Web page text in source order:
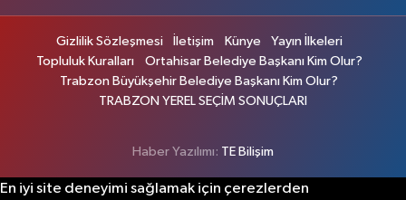
Gizlilik Sözleşmesi İletişim Künye
Yayın İlkeleri
Topluluk Kuralları
Ortahisar Belediye Başkanı Kim Olur?
Trabzon Büyükşehir Belediye Başkanı Kim Olur?
TRABZON YEREL SEÇİM SONUÇLARI
Haber Yazılımı: TE Bilişim
En iyi site deneyimi sağlamak için çerezlerden